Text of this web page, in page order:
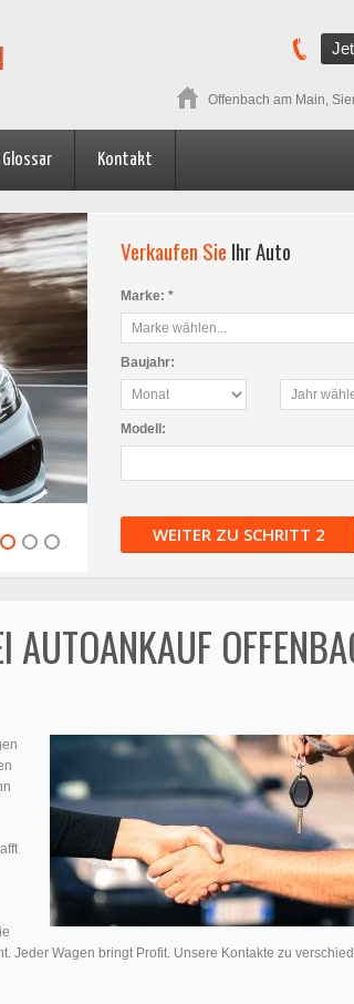
Offenbach am Main,
Glossar Kontakt
Verkaufen Sie Ihr Auto
Marke: *
Baujahr:
Modell:
WEITER ZU SCHRITT 2
Jeder Wagen bringt Profit. Unsere Kontakte zu